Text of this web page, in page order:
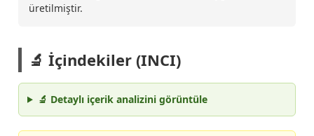
üretilmiştir.
🔬 İçindekiler (INCI)
🔬 Detaylı içerik analizini görüntüle